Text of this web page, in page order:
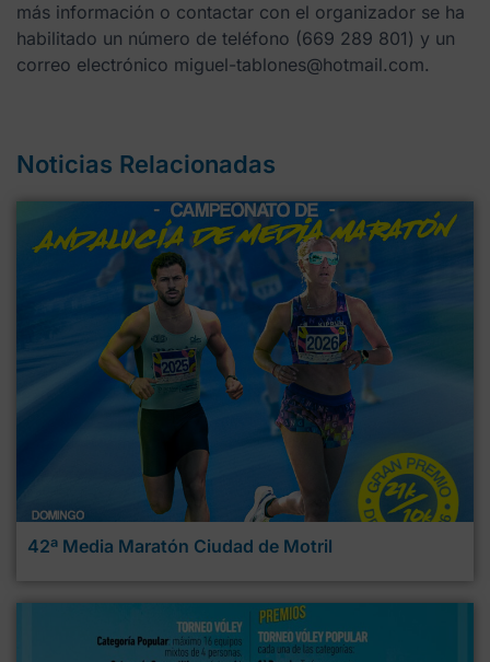
más información o contactar con el organizador se ha
habilitado un número de teléfono (669 289 801) y un
correo electrónico miguel-tablones@hotmail.com.
Noticias Relacionadas
42ª Media Maratón Ciudad de Motril